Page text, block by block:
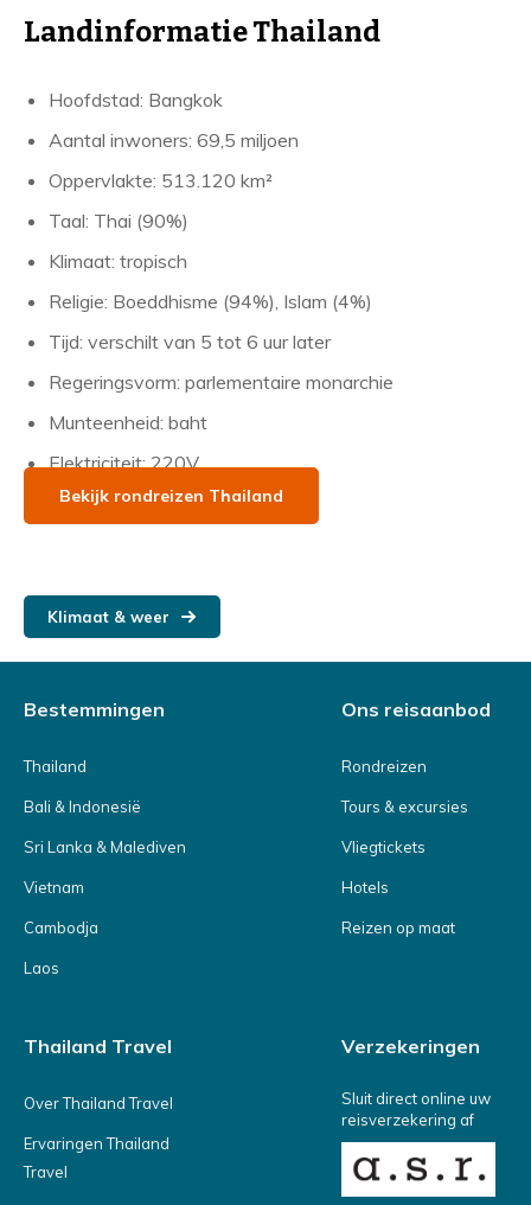
Landinformatie Thailand
Hoofdstad: Bangkok
Aantal inwoners: 69,5 miljoen
Oppervlakte: 513.120 km²
Taal: Thai (90%)
Klimaat: tropisch
Religie: Boeddhisme (94%), Islam (4%)
Tijd: verschilt van 5 tot 6 uur later
Regeringsvorm: parlementaire monarchie
Munteenheid: baht
Elektriciteit: 220V
Bekijk rondreizen Thailand
Klimaat & weer
Bestemmingen
Thailand
Bali & Indonesië
Sri Lanka & Malediven
Vietnam
Cambodja
Laos
Ons reisaanbod
Rondreizen
Tours & excursies
Vliegtickets
Hotels
Reizen op maat
Thailand Travel
Over Thailand Travel
Ervaringen Thailand
Travel
Verzekeringen
Sluit direct online uw
reisverzekering af